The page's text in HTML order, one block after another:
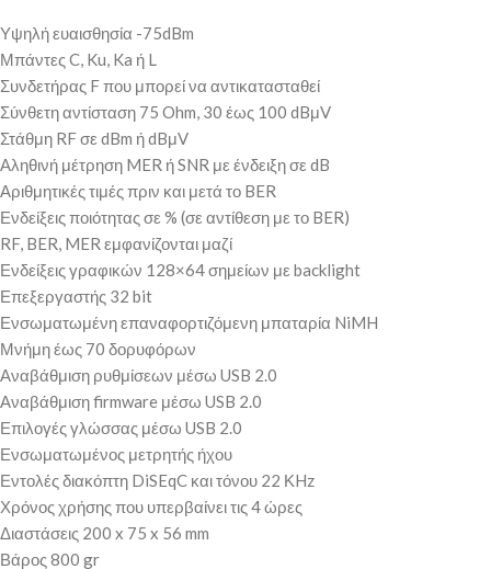
Υψηλή ευαισθησία -75dBm
Μπάντες C, Ku, Ka ή L
Συνδετήρας F που μπορεί να αντικατασταθεί
Σύνθετη αντίσταση 75 Ohm, 30 έως 100 dBμV
Στάθμη RF σε dBm ή dBμV
Αληθινή μέτρηση MER ή SNR με ένδειξη σε dB
Αριθμητικές τιμές πριν και μετά το BER
Ενδείξεις ποιότητας σε % (σε αντίθεση με το BER)
RF, BER, MER εμφανίζονται μαζί
Ενδείξεις γραφικών 128×64 σημείων με backlight
Επεξεργαστής 32 bit
Ενσωματωμένη επαναφορτιζόμενη μπαταρία NiMH
Μνήμη έως 70 δορυφόρων
Αναβάθμιση ρυθμίσεων μέσω USB 2.0
Αναβάθμιση firmware μέσω USB 2.0
Επιλογές γλώσσας μέσω USB 2.0
Ενσωματωμένος μετρητής ήχου
Εντολές διακόπτη DiSEqC και τόνου 22 ΚHz
Χρόνος χρήσης που υπερβαίνει τις 4 ώρες
Διαστάσεις 200 x 75 x 56 mm
Βάρος 800 gr